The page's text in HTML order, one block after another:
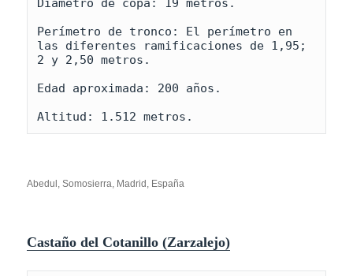
Diámetro de copa: 19 metros.
Perímetro de tronco: El perímetro en
las diferentes ramificaciones de 1,95;
2 y 2,50 metros.
Edad aproximada: 200 años.
Altitud: 1.512 metros.
Abedul, Somosierra, Madrid, España
Castaño del Cotanillo (Zarzalejo)